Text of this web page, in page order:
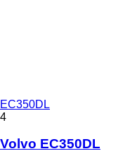
EC350DL
4
Volvo EC350DL